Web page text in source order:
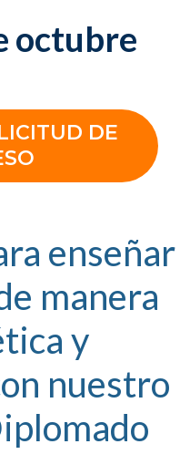
octubre
DE
enseñar
manera
y
nuestro